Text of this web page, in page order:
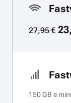
27,95 €
150 GB e